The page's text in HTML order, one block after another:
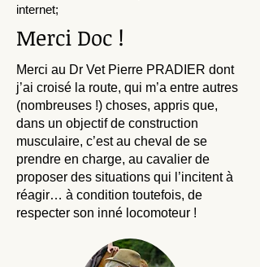
internet;
Merci Doc !
Merci au Dr Vet Pierre PRADIER dont
j’ai croisé la route, qui m’a entre autres
(nombreuses !) choses, appris que,
dans un objectif de construction
musculaire, c’est au cheval de se
prendre en charge, au cavalier de
proposer des situations qui l’incitent à
réagir… à condition toutefois, de
respecter son inné locomoteur !